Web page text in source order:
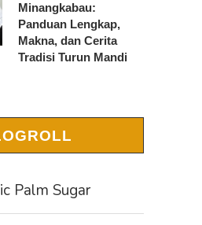
Minangkabau:
Panduan Lengkap,
Makna, dan Cerita
Tradisi Turun Mandi
Palm Sugar